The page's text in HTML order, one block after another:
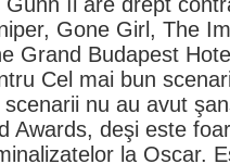
, Gone Girl , The
Grand Budapest
Cel mai bun
nu au avut
Awards, deşi este
la Oscar.